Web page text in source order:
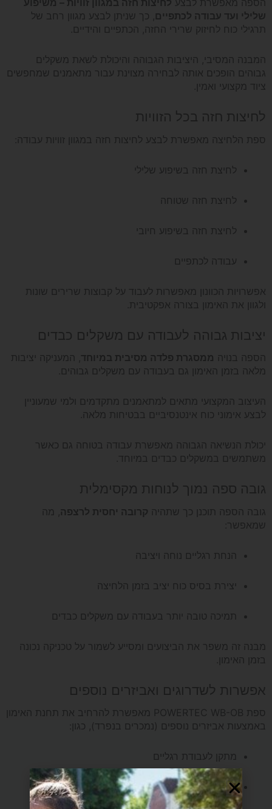
הספה מאפשרת לבצע לחיצות חזה במגוון זוויות – משיפוע
שלילי ועד עבודה לכתפיים, כך שניתן לבצע מגוון רחב של
תרגילי כוח לחיזוק שרירי החזה, הכתפיים והידיים.
המבנה המסיבי, היציבות הגבוהה והיכולת לשאת משקלים
גבוהים הופכים אותה לבחירה מצוינת עבור מתאמנים שמחפשים
ציוד מקצועי ואמין.
לחיצות חזה בכל הזוויות
ספת הלחיצה מאפשרת לבצע לחיצות חזה במגוון זוויות עבודה:
לחיצת חזה בשיפוע שלילי
לחיצת חזה שטוחה
לחיצת חזה בשיפוע חיובי
עבודה לכתפיים
אפשרויות הכוונון מאפשרות לעבוד על קבוצות שרירים שונות
ולגוון את האימון בצורה אפקטיבית.
יציבות גבוהה לעבודה עם משקלים כבדים
הספה בנויה ממסגרת פלדה מסיבית במיוחד, המעניקה יציבות
מלאה בזמן האימון גם בעבודה עם משקלים גבוהים.
העיצוב המקצועי מתאים למתאמנים מתקדמים ולמי שמעוניין
לבצע אימוני כוח אינטנסיביים בבטיחות מלאה.
יכולת הנשיאה הגבוהה מאפשרת עבודה בטוחה גם כאשר
משתמשים במשקלים כבדים במיוחד.
גובה ספה נמוך לנוחות מקסימלית
גובה הספה תוכנן כך שתהיה קרובה יחסית לרצפה , מה
שמאפשר:
הנחת רגליים נוחה ויציבה
יצירת בסיס כוח יציב בזמן הלחיצה
תמיכה טובה יותר בעבודה עם משקלים כבדים
מבנה זה משפר את הביצועים ומסייע לשמור על טכניקה נכונה
בזמן האימון.
אפשרות לשדרוגים ואביזרים נוספים
ספת POWERTEC WB-OB מאפשרת להרחיב את תחנת האימון
באמצעות אביזרים נוספים (נמכרים בנפרד), כגון:
מתקן לעבודת רגליים
מתקן לאימון ידיים